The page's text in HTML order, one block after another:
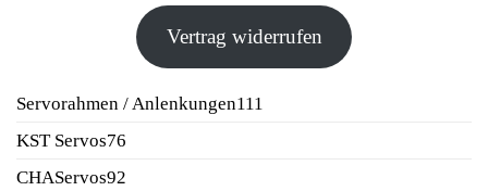
Vertrag widerrufen
Servorahmen / Anlenkungen111
KST Servos76
CHAServos92